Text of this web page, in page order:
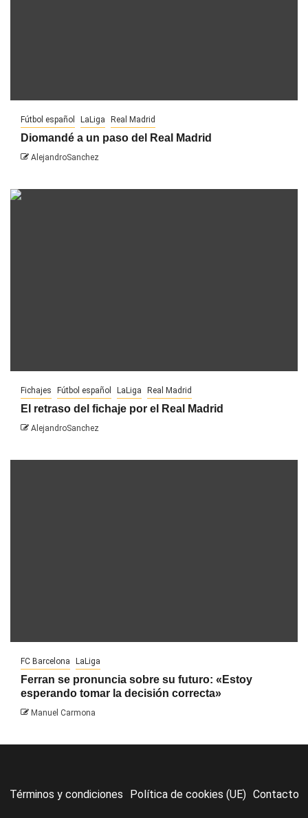
Fútbol español LaLiga Real Madrid
Diomandé a un paso del Real Madrid
AlejandroSanchez
Fichajes Fútbol español LaLiga Real Madrid
El retraso del fichaje por el Real Madrid
AlejandroSanchez
FC Barcelona LaLiga
Ferran se pronuncia sobre su futuro: «Estoy
esperando tomar la decisión correcta»
Manuel Carmona
Términos y condiciones Política de cookies (UE) Contacto